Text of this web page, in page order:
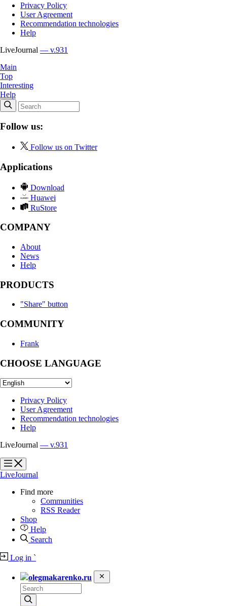
Privacy Policy
User Agreement
Recommendation technologies
Help
LiveJournal — v.931
Main
Top
Interesting
Help
Follow us:
Follow us on Twitter
Applications
Download
Huawei
RuStore
COMPANY
About
News
Help
PRODUCTS
"Share" button
COMMUNITY
Frank
CHOOSE LANGUAGE
Privacy Policy
User Agreement
Recommendation technologies
Help
LiveJournal — v.931
?
?
LiveJournal
Find more
Communities
RSS Reader
Shop
Help
Search
Log in `
olegmakarenko.ru